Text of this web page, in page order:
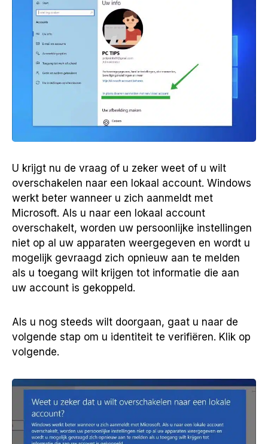
U krijgt nu de vraag of u zeker weet of u wilt
overschakelen naar een lokaal account. Windows
werkt beter wanneer u zich aanmeldt met
Microsoft. Als u naar een lokaal account
overschakelt, worden uw persoonlijke instellingen
niet op al uw apparaten weergegeven en wordt u
mogelijk gevraagd zich opnieuw aan te melden
als u toegang wilt krijgen tot informatie die aan
uw account is gekoppeld.
Als u nog steeds wilt doorgaan, gaat u naar de
volgende stap om u identiteit te verifiëren. Klik op
volgende.